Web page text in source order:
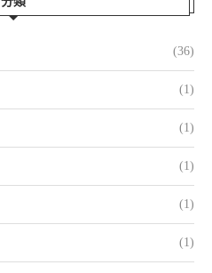
(36)
(1)
(1)
(1)
(1)
(1)